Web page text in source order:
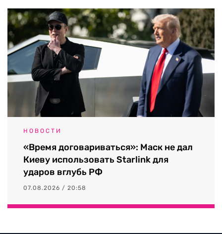
НОВОСТИ
«Время договариваться»: Маск не дал
Киеву использовать Starlink для
ударов вглубь РФ
07.08.2026 / 20:58